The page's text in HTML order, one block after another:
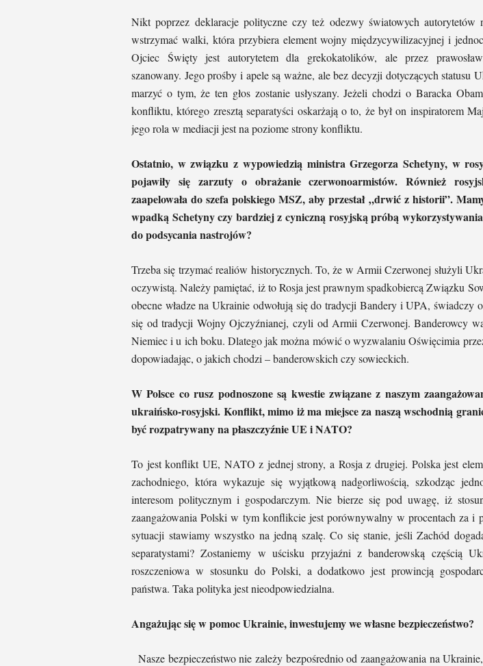
Nikt poprzez deklaracje polityczne czy też odezwy światowych autorytetów
wstrzymać walki, która przybiera element wojny międzycywilizacyjnej i
Ojciec Święty jest autorytetem dla grekokatolików, ale przez
szanowany. Jego prośby i apele są ważne, ale bez decyzji dotyczących statusu
marzyć o tym, że ten głos zostanie usłyszany. Jeżeli chodzi o Baracka
konfliktu, którego zresztą separatyści oskarżają o to, że był on inspiratorem
jego rola w mediacji jest na poziome strony konfliktu.
Ostatnio, w związku z wypowiedzią ministra Grzegorza Schetyny, w
pojawiły się zarzuty o obrażanie czerwonoarmistów. Również
zaapelowała do szefa polskiego MSZ, aby przestał „drwić z historii”.
wpadką Schetyny czy bardziej z cyniczną rosyjską próbą
do podsycania nastrojów?
Trzeba się trzymać realiów historycznych. To, że w Armii Czerwonej służyli
oczywistą. Należy pamiętać, iż to Rosja jest prawnym spadkobiercą Związku
obecne władze na Ukrainie odwołują się do tradycji Bandery i UPA, świadczy
się od tradycji Wojny Ojczyźnianej, czyli od Armii Czerwonej. Banderowcy
Niemiec i u ich boku. Dlatego jak można mówić o wyzwalaniu Oświęcimia
dopowiadając, o jakich chodzi – banderowskich czy sowieckich.
W Polsce co rusz podnoszone są kwestie związane z naszym
ukraińsko-rosyjski. Konflikt, mimo iż ma miejsce za naszą wschodnią
być rozpatrywany na płaszczyźnie UE i NATO?
To jest konflikt UE, NATO z jednej strony, a Rosja z drugiej. Polska jest
zachodniego, która wykazuje się wyjątkową nadgorliwością, szkodząc
interesom politycznym i gospodarczym. Nie bierze się pod uwagę, iż
zaangażowania Polski w tym konflikcie jest porównywalny w procentach za i
sytuacji stawiamy wszystko na jedną szalę. Co się stanie, jeśli Zachód
separatystami? Zostaniemy w uścisku przyjaźni z banderowską częścią
roszczeniowa w stosunku do Polski, a dodatkowo jest prowincją
państwa. Taka polityka jest nieodpowiedzialna.
Angażując się w pomoc Ukrainie, inwestujemy we własne bezpieczeństwo?
Nasze bezpieczeństwo nie zależy bezpośrednio od zaangażowania na